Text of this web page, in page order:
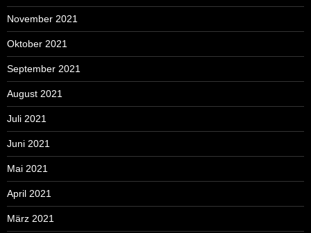
November 2021
Oktober 2021
September 2021
August 2021
Juli 2021
Juni 2021
Mai 2021
April 2021
März 2021